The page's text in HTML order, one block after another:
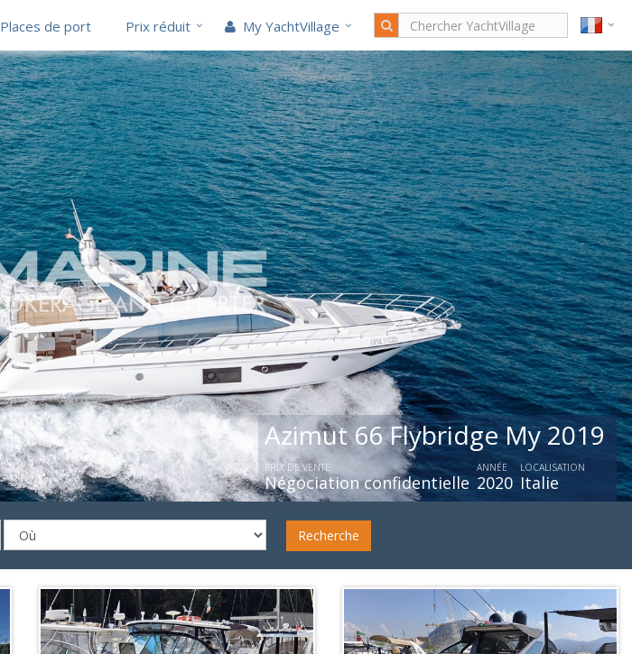
Places de port Prix réduit My YachtVillage
Azimut
PRIX DE VENTE
Négociation
Recherche